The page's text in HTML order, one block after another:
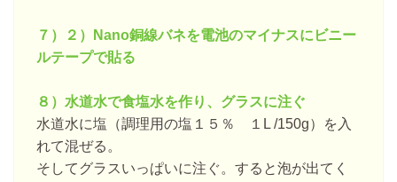
７）２）Nano銅線バネを電池のマイナスにビニー
ルテープで貼る
８）水道水で食塩水を作り、グラスに注ぐ
水道水に塩（調理用の塩１５％ １L /150g）を入
れて混ぜる。
そしてグラスいっぱいに注ぐ。すると泡が出てく